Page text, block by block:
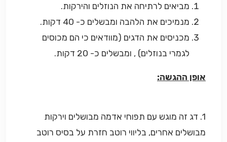
מביאים לרתיחה את הנוזלים והירקות.
מנמיכים את הלהבה ומבשלים כ- 40 דקות.
מכניסים את הדגים (מוודאים כי הם מכוסים
לגמרי בנוזלים) , ומבשלים כ- 20 דקות.
אופן ההגשה:
1. דג זה מוגש עם תפוחי אדמה מבושלים וירקות
מבושלים אחרים, בליווי רוטב חזרת על בסיס רוטב